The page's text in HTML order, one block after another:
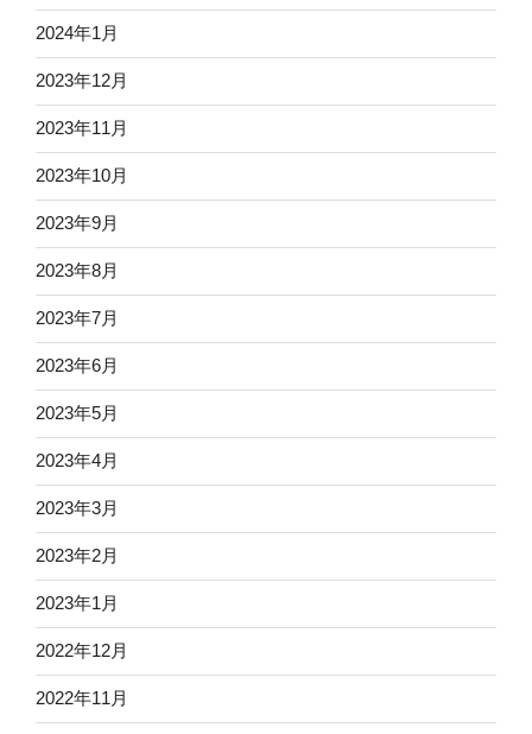
2024年1月
2023年12月
2023年11月
2023年10月
2023年9月
2023年8月
2023年7月
2023年6月
2023年5月
2023年4月
2023年3月
2023年2月
2023年1月
2022年12月
2022年11月